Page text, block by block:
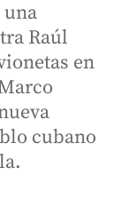
Raúl
en
cubano